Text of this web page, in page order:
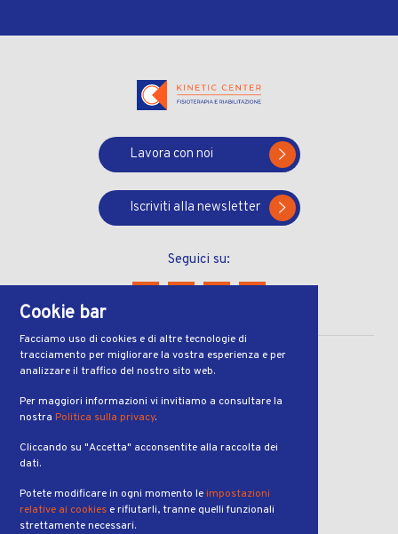
Lavora con noi
Iscriviti alla newsletter
Seguici su:
CONTATTI
Via Ferruccio Pelli 13
6900, Lugano
ORARI
dalle 7:00 alle 19:00
Cookie bar
Facciamo uso di cookies e di altre tecnologie di
tracciamento per migliorare la vostra esperienza e per
analizzare il traffico del nostro sito web.
Per maggiori informazioni vi invitiamo a consultare la
nostra Politica sulla privacy.
Cliccando su "Accetta" acconsentite alla raccolta dei
dati.
Potete modificare in ogni momento leimpostazioni
relative ai cookies e rifiutarli, tranne quelli funzionali
strettamente necessari.